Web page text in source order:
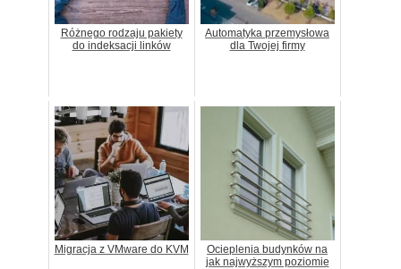
Różnego rodzaju pakiety
do indeksacji linków
Automatyka przemysłowa
dla Twojej firmy
Migracja z VMware do KVM
Ocieplenia budynków na
jak najwyższym poziomie